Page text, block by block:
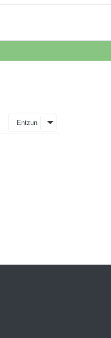
Entzun